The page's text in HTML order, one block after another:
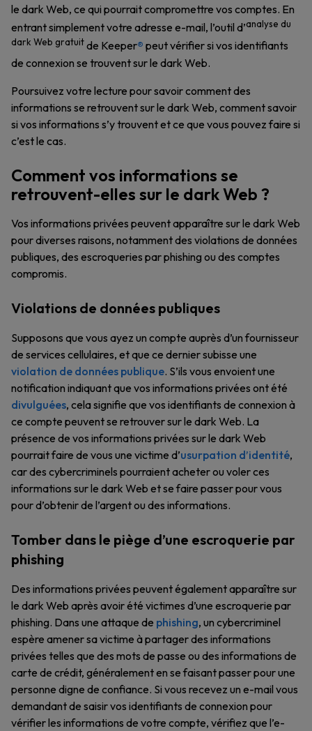
le dark Web, ce qui pourrait compromettre vos comptes. En
entrant simplement votre adresse e-mail, l’outil d’analyse du
dark Web gratuitde Keeper® peut vérifier si vos identifiants
de connexion se trouvent sur le dark Web.
Poursuivez votre lecture pour savoir comment des
informations se retrouvent sur le dark Web, comment savoir
si vos informations s’y trouvent et ce que vous pouvez faire si
c’est le cas.
Comment vos informations se
retrouvent-elles sur le dark Web ?
Vos informations privées peuvent apparaître sur le dark Web
pour diverses raisons, notamment des violations de données
publiques, des escroqueries par phishing ou des comptes
compromis.
Violations de données publiques
Supposons que vous ayez un compte auprès d’un fournisseur
de services cellulaires, et que ce dernier subisse une
violation de données publique. S’ils vous envoient une
notification indiquant que vos informations privées ont été
divulguées, cela signifie que vos identifiants de connexion à
ce compte peuvent se retrouver sur le dark Web. La
présence de vos informations privées sur le dark Web
pourrait faire de vous une victime d’usurpation d’identité,
car des cybercriminels pourraient acheter ou voler ces
informations sur le dark Web et se faire passer pour vous
pour d’obtenir de l’argent ou des informations.
Tomber dans le piège d’une escroquerie par
phishing
Des informations privées peuvent également apparaître sur
le dark Web après avoir été victimes d’une escroquerie par
phishing. Dans une attaque de phishing, un cybercriminel
espère amener sa victime à partager des informations
privées telles que des mots de passe ou des informations de
carte de crédit, généralement en se faisant passer pour une
personne digne de confiance. Si vous recevez un e-mail vous
demandant de saisir vos identifiants de connexion pour
vérifier les informations de votre compte, vérifiez que l’e-